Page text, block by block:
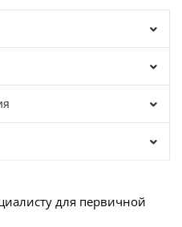
для первичной